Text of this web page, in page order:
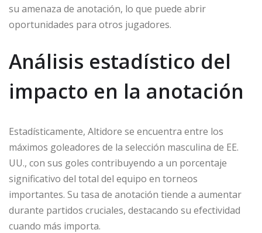
su amenaza de anotación, lo que puede abrir
oportunidades para otros jugadores.
Análisis estadístico del
impacto en la anotación
Estadísticamente, Altidore se encuentra entre los
máximos goleadores de la selección masculina de EE.
UU., con sus goles contribuyendo a un porcentaje
significativo del total del equipo en torneos
importantes. Su tasa de anotación tiende a aumentar
durante partidos cruciales, destacando su efectividad
cuando más importa.